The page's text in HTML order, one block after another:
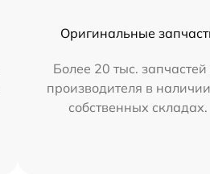
Оригинальные
Более 20 тыс. запчастей
производителя в
собственных складах.